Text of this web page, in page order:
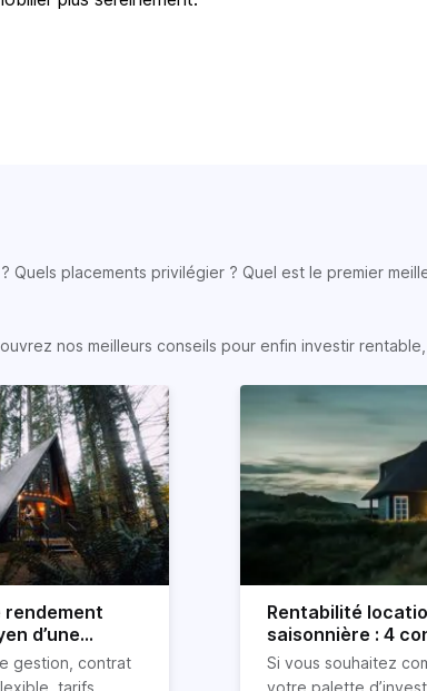
Quels placements privilégier ? Quel est le premier
nos meilleurs conseils pour enfin investir
rendement
d’une
?
gestion, contrat
Rentabilité
saisonnière : 4
Si vous souhaitez